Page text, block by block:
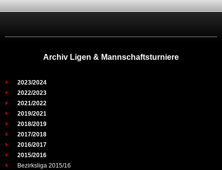
Archiv Ligen & Mannschaftsturniere
2023/2024
2022/2023
2021/2022
2019/2021
2018/2019
2017/2018
2016/2017
2015/2016
Bezirksliga 2015/16